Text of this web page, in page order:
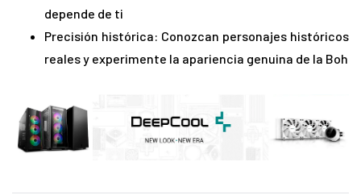
depende de ti
Precisión histórica: Conozcan personajes históricos
reales y experimente la apariencia genuina de la Boh